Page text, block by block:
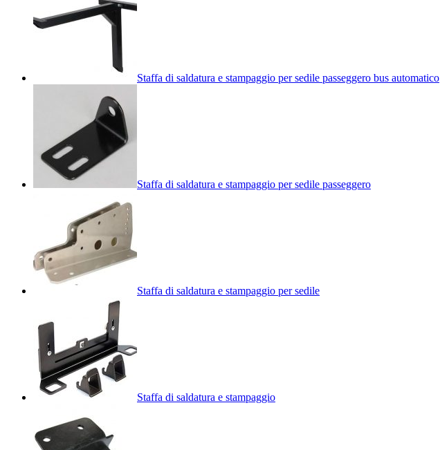
Staffa di saldatura e stampaggio per sedile passeggero bus automatico
Staffa di saldatura e stampaggio per sedile passeggero
Staffa di saldatura e stampaggio per sedile
Staffa di saldatura e stampaggio